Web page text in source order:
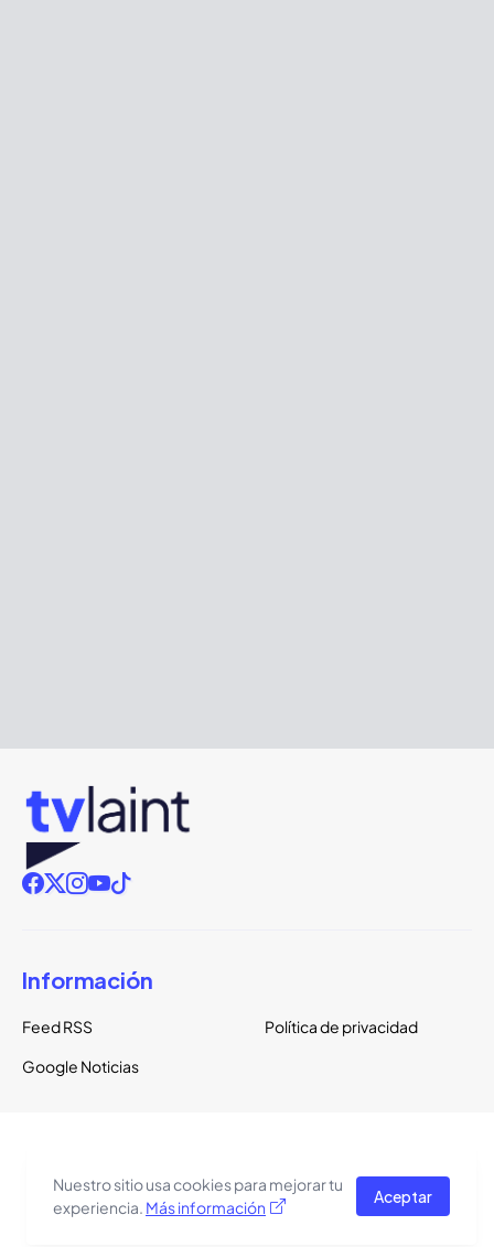
Información
Feed RSS
Política de privacidad
Google Noticias
Todos los derechos reservados.
El tema del sitio está basado en una plantilla de
Pro Blogger
Nuestro sitio usa cookies para mejorar tu
experiencia. Más información
Aceptar